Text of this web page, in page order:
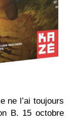
ne l’ai toujours
B. 15 octobre